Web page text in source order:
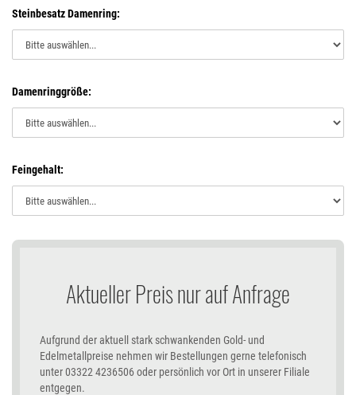
Steinbesatz Damenring:
Damenringgröße:
Feingehalt:
Aktueller Preis nur auf Anfrage
Aufgrund der aktuell stark schwankenden Gold- und
Edelmetallpreise nehmen wir Bestellungen gerne telefonisch
unter 03322 4236506 oder persönlich vor Ort in unserer Filiale
entgegen.